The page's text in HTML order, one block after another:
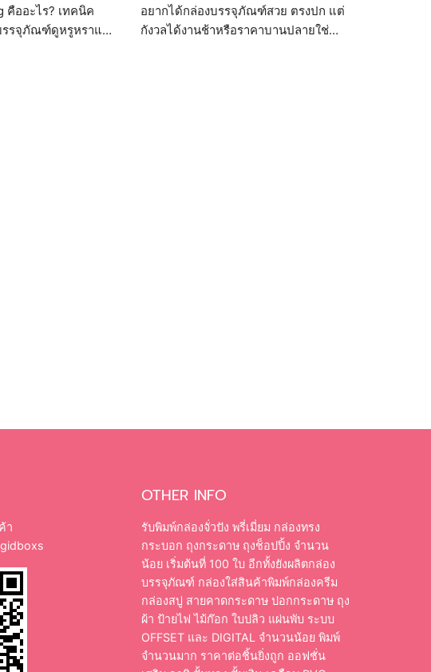
คืออะไร? เทคนิค
รจุภัณฑ์ดูหรูหราและ
อยากได้กล่องบรรจุภัณฑ์สวย ตรงปก แต่
กังวลได้งานช้าหรือราคาบานปลายใช่
า
OTHER INFO
รับพิมพ์กล่องจั่วปัง พรี่เมี่ยม กล่องทรง
กระบอก ถุงกระดาษ ถุงช็อปปิ้ง จำนวน
น้อย เริ่มต้นที่ 100 ใบ อีกทั้งยังผลิตกล่อง
บรรจุภัณฑ์ กล่องใส่สินค้าพิมพ์กล่องครีม
กล่องสบู่ สายคาดกระดาษ ปอกกระดาษ ถุง
ผ้า ป้ายไฟ ไม้ก๊อก ใบปลิว แผ่นพับ ระบบ
OFFSET และ DIGITAL จำนวนน้อย พิมพ์
จำนวนมาก ราคาต่อชิ้นยิ่งถูก ออฟชั่น